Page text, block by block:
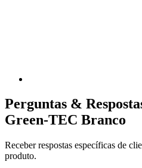
Perguntas &
Green-TEC Branco
Receber respostas específicas de
produto.